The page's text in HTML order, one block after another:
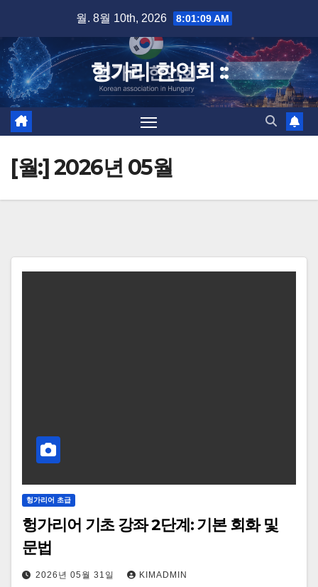
content
월. 8월 10th, 2026 8:01:10 AM
헝가리 한인회 ::
[월:]2026년 05월
헝가리어 초급
헝가리어 기초 강좌 2단계: 기본 회화 및
문법
2026년 05월 31일 KIMADMIN